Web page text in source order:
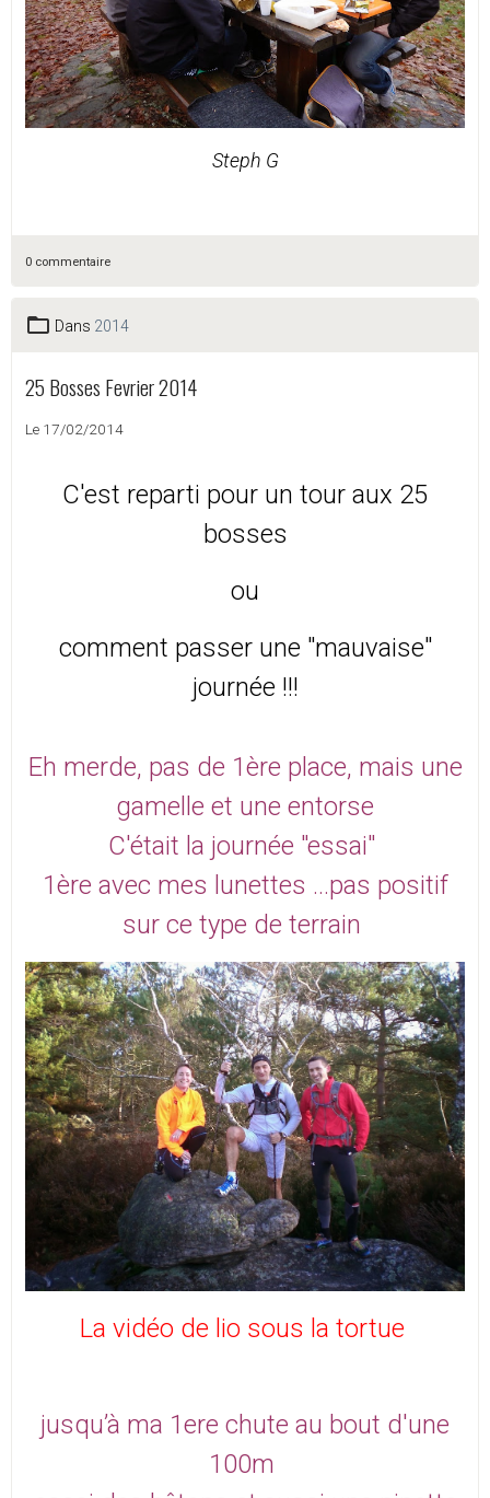
Steph G
0 commentaire
Dans 2014
25 Bosses Fevrier 2014
Le 17/02/2014
C'est reparti pour un tour aux 25
bosses
ou
comment passer une "mauvaise"
journée !!!
Eh merde, pas de 1ère place, mais une
gamelle et une entorse
C'était la journée "essai"
1ère avec mes lunettes ...pas positif
sur ce type de terrain
La vidéo de lio sous la tortue
jusqu’à ma 1ere chute au bout d'une
100m